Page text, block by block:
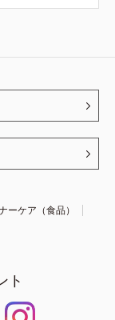
ーケア（食品）
ト